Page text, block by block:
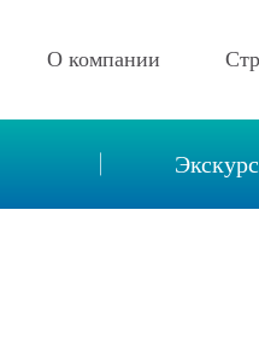
О компании
Описание компании
Новости